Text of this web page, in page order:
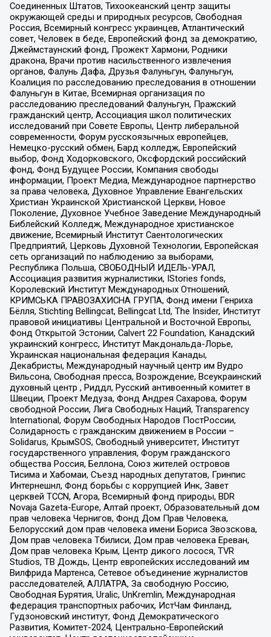
Соединенных Штатов, Тихоокеанский центр защиты
окружающей среды и природных ресурсов, Свободная
Россия, Всемирный конгресс украинцев, Атлантический
совет, Человек в беде, Европейский фонд за демократию,
Джеймстаунский фонд, Прожект Хармони, Родники
дракона, Врачи против насильственного извлечения
органов, Фалунь Дафа, Друзья Фалуньгун, Фалуньгун,
Коалиция по расследованию преследования в отношении
Фалуньгун в Китае, Всемирная организация по
расследованию преследований Фалуньгун, Пражский
гражданский центр, Ассоциация школ политических
исследований при Совете Европы, Центр либеральной
современности, Форум русскоязычных европейцев,
Немецко-русский обмен, Бард колледж, Европейский
выбор, Фонд Ходорковского, Оксфордский российский
фонд, Фонд Будущее России, Компания свободы
информации, Проект Медиа, Международное партнерство
за права человека, Духовное Управление Евангельских
Христиан Украинской Христианской Церкви, Новое
Поколение, Духовное Учебное Заведение Международный
Библейский Колледж, Международное христианское
движение, Всемирный Институт Саентологических
Предприятий, Церковь Духовной Технологии, Европейская
сеть организаций по наблюдению за выборами,
Республика Польша, СВОБОДНЫЙ ИДЕЛЬ-УРАЛ,
Ассоциация развития журналистики, IStories fonds,
Королевский Институт Международных Отношений,
КРИМСЬКА ПРАВОЗАХИСНА ГРУПА, Фонд имени Генриха
Бёлля, Stichting Bellingcat, Bellingcat Ltd, The Insider, Институт
правовой инициативы Центральной и Восточной Европы,
Фонд Открытой Эстонии, Calvert 22 Foundation, Канадский
украинский конгресс, Институт Макдональда-Лорье,
Украинская национальная федерация Канады,
Декабристы, Международный научный центр им Вудро
Вильсона, Свободная пресса, Возрождение, Всеукраинский
духовный центр , Риддл, Русский антивоенный комитет в
Швеции, Проект Медуза, Фонд Андрея Сахарова, Форум
свободной России, Лига Свободных Наций, Transparеncy
International, Форум Свободных Народов ПостРоссии,
Солидарность с гражданским движением в России –
Solidarus, КрымSOS, Свободный университет, Институт
государственного управления, Форум гражданского
общества Россия, Беллона, Союз жителей островов
Тисима и Хабомаи, Съезд народных депутатов, Гринпис
Интернешнл, Фонд борьбы с коррупцией Инк, Завет
церквей TCCN, Агора, Всемирный фонд природы, BDR
Novaja Gazeta-Europe, Алтай проект, Образовательный дом
прав человека Чернигов, Фонд Дом Прав Человека,
Белорусский дом прав человека имени Бориса Звозскова,
Дом прав человека Тбилиси, Дом прав человека Ереван,
Дом прав человека Крым, Центр дикого лосося, TVR
Studios, ТВ Дождь, Центр европейских исследований им
Вилфрида Мартенса, Сетевое объединение журналистов
расследователей, АЛЛАТРА, За свободную Россию,
Свободная Бурятия, Uralic, UnKremlin, Международная
федерация транспортных рабочих, ИстЧам Финланд,
Гудзоновский институт, Фонд Демократического
Развития, Комитет-2024, Центрально-Европейский